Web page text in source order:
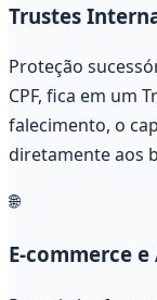
Trustes
Proteção
CPF, fica em um
falecimento, o
diretamente aos
🌐
E-commerce